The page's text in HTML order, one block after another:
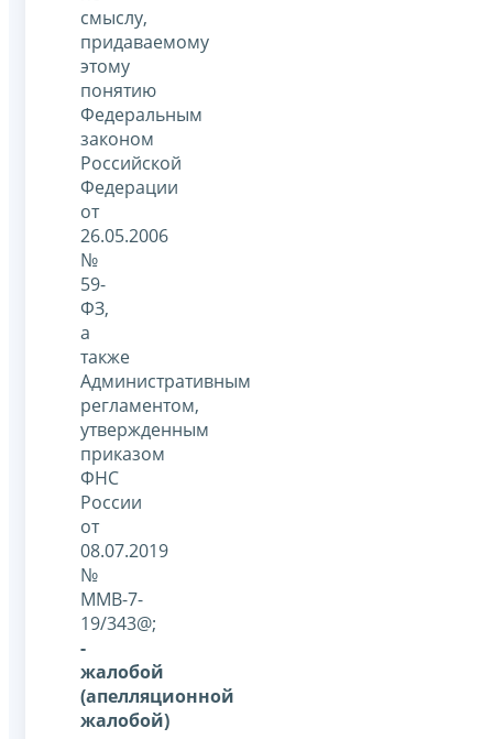
смыслу,
придаваемому
этому
понятию
Федеральным
законом
Российской
Федерации
от
26.05.2006
№
59-
ФЗ,
а
также
Административным
регламентом,
утвержденным
приказом
ФНС
России
от
08.07.2019
№
ММВ-7-
19/343@;
-
жалобой
(апелляционной
жалобой)